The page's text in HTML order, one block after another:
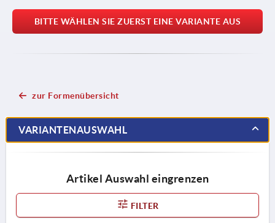
BITTE WÄHLEN SIE ZUERST EINE VARIANTE AUS
zur Formenübersicht
VARIANTENAUSWAHL
Artikel Auswahl eingrenzen
FILTER